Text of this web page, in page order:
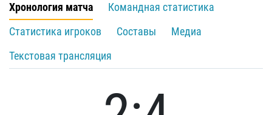
Хронология матча
Командная статистика
Статистика игроков
Составы
Медиа
Текстовая трансляция